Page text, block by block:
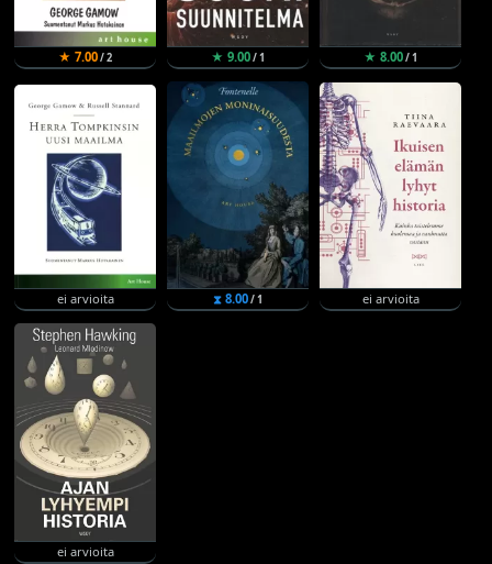
★ 7.00/ 2 ★ 9.00/ 1 ★ 8.00/ 1
ei arvioita ⧗ 8.00/ 1 ei arvioita
ei arvioita